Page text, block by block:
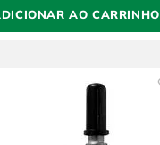
AO CARRINHO